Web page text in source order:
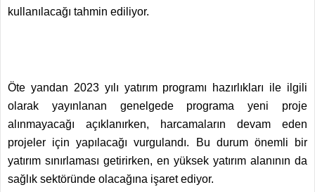
kullanılacağı tahmin ediliyor.
Öte yandan 2023 yılı yatırım programı hazırlıkları ile ilgili
olarak yayınlanan genelgede programa yeni proje
alınmayacağı açıklanırken, harcamaların devam eden
projeler için yapılacağı vurgulandı. Bu durum önemli bir
yatırım sınırlaması getirirken, en yüksek yatırım alanının da
sağlık sektöründe olacağına işaret ediyor.